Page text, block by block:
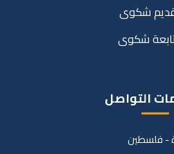
شكوى
شكوى
التواصل
- فلسطين